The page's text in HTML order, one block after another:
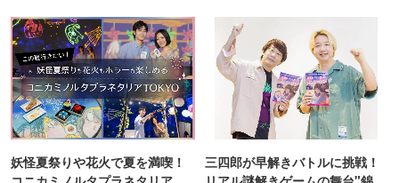
妖怪夏祭りや花火で夏を満喫！
三四郎が早解きバトルに挑戦！